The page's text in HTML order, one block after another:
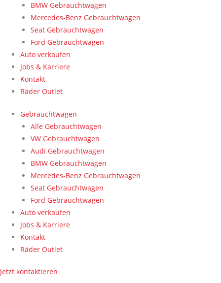
BMW Gebrauchtwagen
Mercedes-Benz Gebrauchtwagen
Seat Gebrauchtwagen
Ford Gebrauchtwagen
Auto verkaufen
Jobs & Karriere
Kontakt
Räder Outlet
Gebrauchtwagen
Alle Gebrauchtwagen
VW Gebrauchtwagen
Audi Gebrauchtwagen
BMW Gebrauchtwagen
Mercedes-Benz Gebrauchtwagen
Seat Gebrauchtwagen
Ford Gebrauchtwagen
Auto verkaufen
Jobs & Karriere
Kontakt
Räder Outlet
Jetzt kontaktieren